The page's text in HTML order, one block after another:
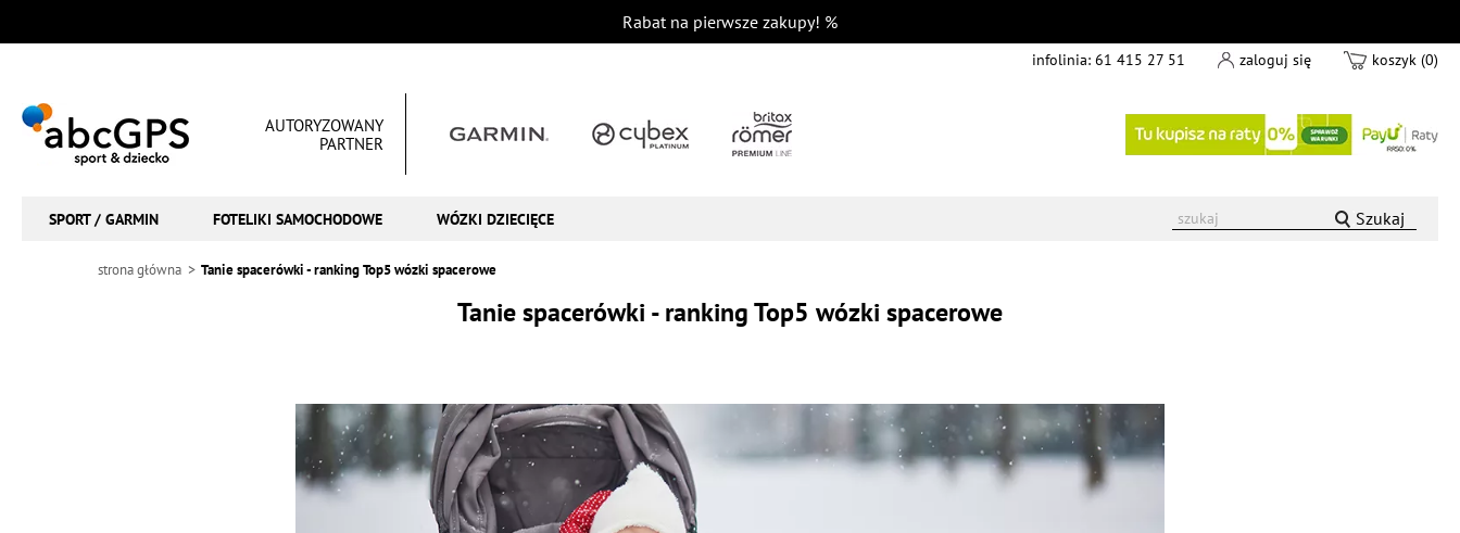
Rabat na pierwsze zakupy! %
infolinia: 61 415 27 51 zaloguj się koszyk (0)
AUTORYZOWANY
PARTNER
SPORT / GARMIN FOTELIKI SAMOCHODOWE WÓZKI DZIECIĘCE Szukaj
strona główna Tanie spacerówki - ranking Top5 wózki spacerowe
Tanie spacerówki - ranking Top5 wózki spacerowe